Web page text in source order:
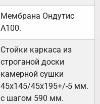
Мембрана Ондутис
А100.
Стойки каркаса из
строганой доски
камерной сушки
45х145/45х195+/-5 мм.
с шагом 590 мм.